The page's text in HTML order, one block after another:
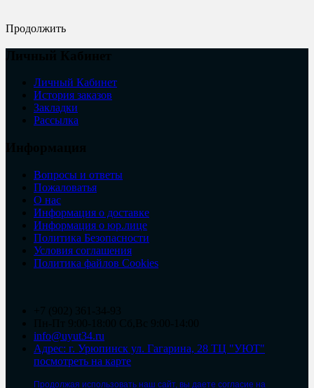
Продолжить
Личный Кабинет
История заказов
Закладки
Рассылка
Вопросы и ответы
Пожаловатья
О нас
Информация о доставке
Информация о юр.лице
Политика Безопасности
Условия соглашения
Политика файлов Cookies
info@uyut34.ru
Адрес: г. Урюпинск ул. Гагарина, 28 ТЦ "УЮТ"
посмотреть на карте
Продолжая использовать наш сайт, вы даете согласие на